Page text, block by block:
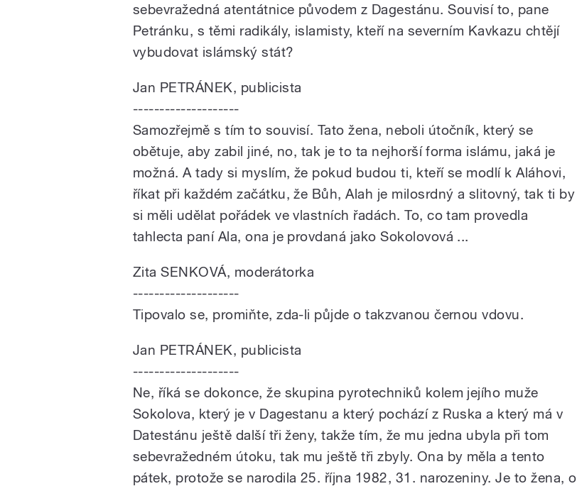
sebevražedná atentátnice původem z Dagestánu. Souvisí to, pane
Petránku, s těmi radikály, islamisty, kteří na severním Kavkazu chtějí
vybudovat islámský stát?
Jan PETRÁNEK, publicista
--------------------
Samozřejmě s tím to souvisí. Tato žena, neboli útočník, který se
obětuje, aby zabil jiné, no, tak je to ta nejhorší forma islámu, jaká je
možná. A tady si myslím, že pokud budou ti, kteří se modlí k Aláhovi,
říkat při každém začátku, že Bůh, Alah je milosrdný a slitovný, tak ti by
si měli udělat pořádek ve vlastních řadách. To, co tam provedla
tahlecta paní Ala, ona je provdaná jako Sokolovová ...
Zita SENKOVÁ, moderátorka
--------------------
Tipovalo se, promiňte, zda-li půjde o takzvanou černou vdovu.
Jan PETRÁNEK, publicista
--------------------
Ne, říká se dokonce, že skupina pyrotechniků kolem jejího muže
Sokolova, který je v Dagestanu a který pochází z Ruska a který má v
Datestánu ještě další tři ženy, takže tím, že mu jedna ubyla při tom
sebevražedném útoku, tak mu ještě tři zbyly. Ona by měla a tento
pátek, protože se narodila 25. října 1982, 31. narozeniny. Je to žena, o